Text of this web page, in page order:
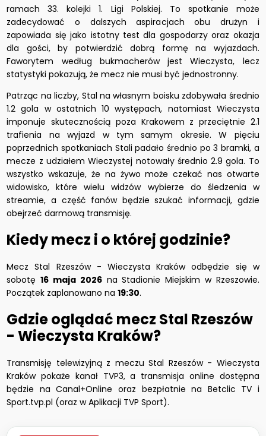
ramach 33. kolejki 1. Ligi Polskiej. To spotkanie może
zadecydować o dalszych aspiracjach obu drużyn i
zapowiada się jako istotny test dla gospodarzy oraz okazja
dla gości, by potwierdzić dobrą formę na wyjazdach.
Faworytem według bukmacherów jest Wieczysta, lecz
statystyki pokazują, że mecz nie musi być jednostronny.
Patrząc na liczby, Stal na własnym boisku zdobywała średnio
1.2 gola w ostatnich 10 występach, natomiast Wieczysta
imponuje skutecznością poza Krakowem z przeciętnie 2.1
trafienia na wyjazd w tym samym okresie. W pięciu
poprzednich spotkaniach Stali padało średnio po 3 bramki, a
mecze z udziałem Wieczystej notowały średnio 2.9 gola. To
wszystko wskazuje, że na żywo może czekać nas otwarte
widowisko, które wielu widzów wybierze do śledzenia w
streamie, a część fanów będzie szukać informacji, gdzie
obejrzeć darmową transmisję.
Kiedy mecz i o której godzinie?
Mecz Stal Rzeszów - Wieczysta Kraków odbędzie się w
sobotę16 maja 2026na Stadionie Miejskim w Rzeszowie.
Początek zaplanowano na19:30.
Gdzie oglądać mecz Stal Rzeszów
- Wieczysta Kraków?
Transmisję telewizyjną z meczu Stal Rzeszów - Wieczysta
Kraków pokaże kanał TVP3, a transmisja online dostępna
będzie na Canal+Online oraz bezpłatnie na Betclic TV i
Sport.tvp.pl (oraz w Aplikacji TVP Sport).